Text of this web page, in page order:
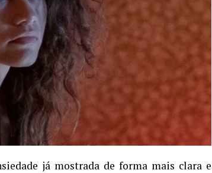
já mostrada de forma mais clara e